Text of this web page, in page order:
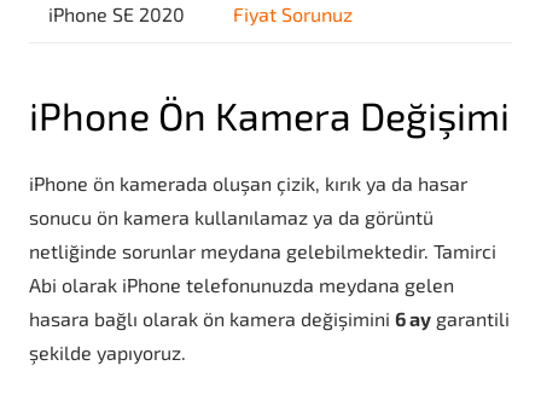
iPhone SE 2020 Fiyat Sorunuz
iPhone Ön Kamera Değişimi
iPhone ön kamerada oluşan çizik, kırık ya da hasar
sonucu ön kamera kullanılamaz ya da görüntü
netliğinde sorunlar meydana gelebilmektedir. Tamirci
Abi olarak iPhone telefonunuzda meydana gelen
hasara bağlı olarak ön kamera değişimini 6 ay garantili
şekilde yapıyoruz.